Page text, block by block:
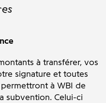
à transférer, vos
signature et toutes
à WBI de
subvention. Celui-ci